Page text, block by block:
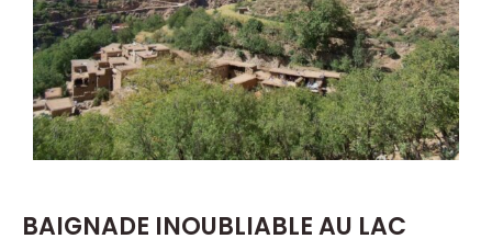
BAIGNADE INOUBLIABLE AU LAC